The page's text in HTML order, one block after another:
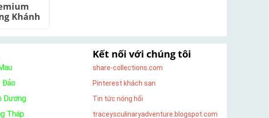
Khánh
Đảo
Dương
Tháp
Kết nối với chúng tôi
share-collections.com
Pinterest khách sạn
Tin tức nóng hổi
traceysculinaryadventure.blogspot.com